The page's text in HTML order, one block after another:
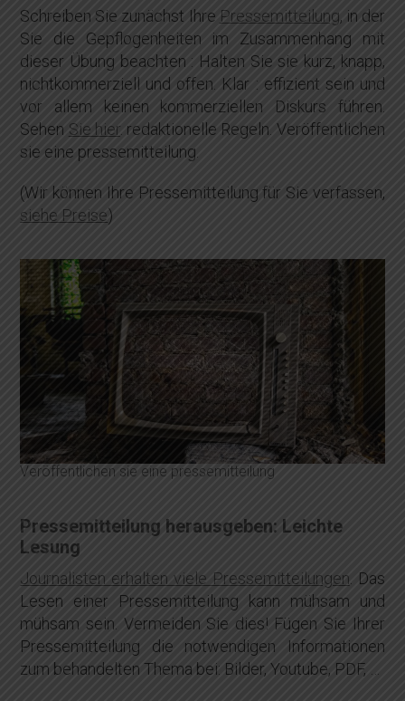
Schreiben Sie zunächst Ihre Pressemitteilung, in der
Sie die Gepflogenheiten im Zusammenhang mit
dieser Übung beachten : Halten Sie sie kurz, knapp,
nichtkommerziell und offen. Klar : effizient sein und
vor allem keinen kommerziellen Diskurs führen.
Sehen Sie hier. redaktionelle Regeln. Veröffentlichen
sie eine pressemitteilung.
(Wir können Ihre Pressemitteilung für Sie verfassen,
siehe Preise)
Veröffentlichen sie eine pressemitteilung
Pressemitteilung herausgeben: Leichte
Lesung
Journalisten erhalten viele Pressemitteilungen . Das
Lesen einer Pressemitteilung kann mühsam und
mühsam sein. Vermeiden Sie dies! Fügen Sie Ihrer
Pressemitteilung die notwendigen Informationen
zum behandelten Thema bei: Bilder, Youtube, PDF, …